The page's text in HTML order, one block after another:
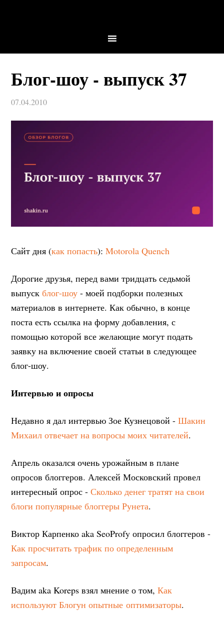
Блог-шоу - выпуск 37
07.04.2010
Сайт дня (как попасть):Motorola Quench
Дорогие друзья, перед вами тридцать седьмой
выпускблог-шоу - моей подборки полезных
материалов в интернете. Как обычно, в конце
поста есть ссылка на форму добавления, с
помощью которой все желающие могут подать
заявку на включение своей статьи в следующее
блог-шоу.
Интервью и опросы
Недавно я дал интервью Зое Кузнецовой -Шакин
Михаил отвечает на вопросы моих читателей.
Апрель оказался очень урожайным в плане
опросов блоггеров. Алексей Московский провел
интересный опрос -Сколько денег тратят на свои
блоги популярные блоггеры Рунета.
Виктор Карпенко aka SeoProfy опросил блоггеров -
Как просчитать трафик по определенным
запросам.
Вадим aka Koreps взял мнение о том,Как
используют Блогун опытные оптимизаторы.